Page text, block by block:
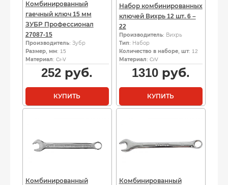
Комбинированный
гаечный ключ 15 мм
ЗУБР Профессионал
27087-15
Производитель: Зубр
Размер, мм: 15
Материал: Cr-V
252 руб.
КУПИТЬ
Набор комбинированных
ключей Вихрь 12 шт. 6 –
22
Производитель: Вихрь
Тип: Набор
Количество в наборе, шт: 12
Материал: CrV
1310руб.
КУПИТЬ
Комбинированный Комбинированный